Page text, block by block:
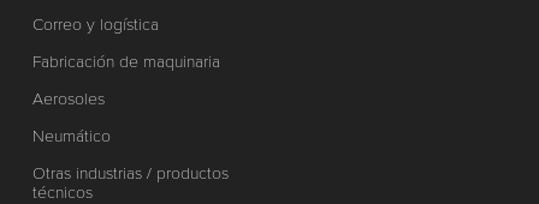
Correo y logística
Fabricación de maquinaria
Aerosoles
Neumático
Otras industrias / productos
técnicos